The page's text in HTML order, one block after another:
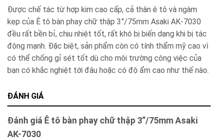
Được chế tác từ hợp kim cao cấp, cả thân ê tô và ngàm
kẹp của Ê tô bàn phay chữ thập 3”/75mm Asaki AK-7030
đều rất bền bỉ, chịu nhiệt tốt, rất khó bị biến dạng khi bị tác
động mạnh. Đặc biệt, sản phẩm còn có tính thẩm mỹ cao vì
có thể chống gỉ sét tốt dù cho môi trường công việc của
bạn có khắc nghiệt tới đâu hoặc có độ ẩm cao như thế nào.
ĐÁNH GIÁ
Đánh giá Ê tô bàn phay chữ thập 3”/75mm Asaki
AK-7030